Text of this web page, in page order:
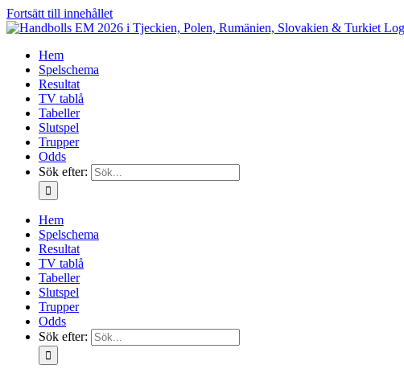
Fortsätt till innehållet
Hem
Spelschema
Resultat
TV tablå
Tabeller
Slutspel
Trupper
Odds
Sök efter:
Hem
Spelschema
Resultat
TV tablå
Tabeller
Slutspel
Trupper
Odds
Sök efter: